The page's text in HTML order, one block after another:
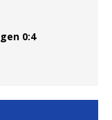
0:4